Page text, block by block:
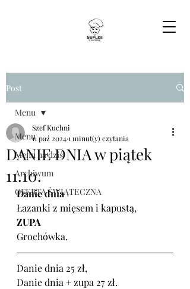
Post
Menu
Menu na dziś
Archiwum
OFERTA ŚWIĄTECZNA
Menu
DANIE DNIA w piątek
11.10.
Szef Kuchni
11 paź 20241 minut(y) czytania
Danie dnia
Łazanki z mięsem i kapustą,
ZUPA
Grochówka.
Danie dnia 25 zł,
Danie dnia + zupa 27 zł.